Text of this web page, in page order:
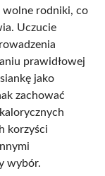
wolne rodniki, co
Uczucie
prawidłowej
jako
zachować
korzyści
wybór.